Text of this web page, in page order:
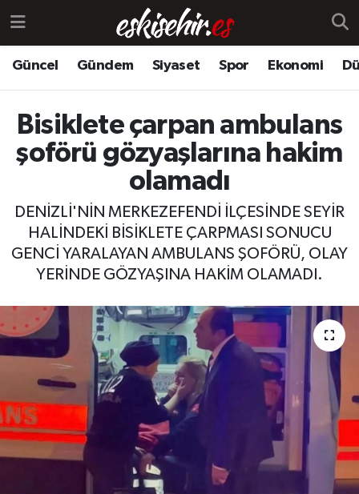
Güncel Gündem Siyaset Spor Ekonomi
Bisiklete çarpan ambulans
şoförü gözyaşlarına hakim
olamadı
DENİZLİ'NİN MERKEZEFENDİ İLÇESİNDE SEYİR
HALİNDEKİ BİSİKLETE ÇARPMASI SONUCU
GENCİ YARALAYAN AMBULANS ŞOFÖRÜ, OLAY
YERİNDE GÖZYAŞINA HAKİM OLAMADI.